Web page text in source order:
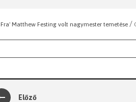
Fra' Matthew Festing volt nagymester temetése /
Előző